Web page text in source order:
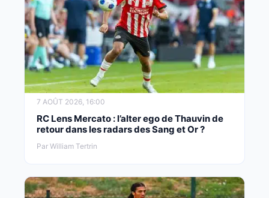
7 AOÛT 2026, 16:00
RC Lens Mercato : l’alter ego de Thauvin de
retour dans les radars des Sang et Or ?
Par William Tertrin